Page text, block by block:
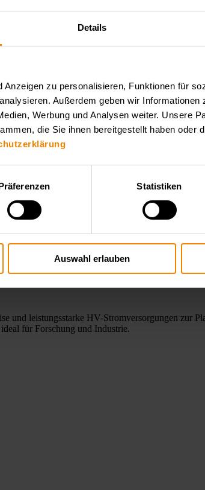
Details
zu personalisieren, Funktionen für
Außerdem geben wir Informationen
Werbung und Analysen weiter. Unsere
die Sie ihnen bereitgestellt haben oder
Statistiken
Auswahl erlauben
Lösungen für SMU Messungen,
schnelle Pulsprofile und
und leistungsstarke HV-Stromversorgungen zur
für Forschung und Industrie.